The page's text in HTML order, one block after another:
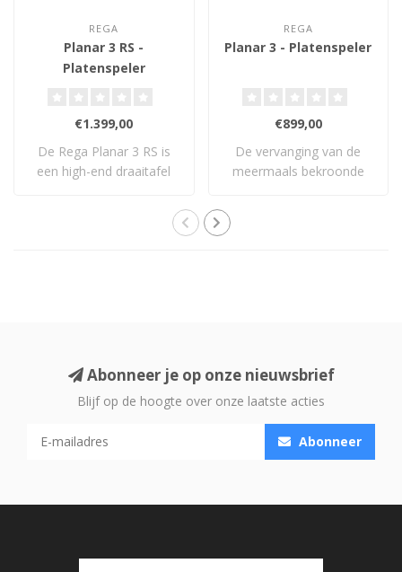
REGA
Planar 3 RS -
Platenspeler
€1.399,00
De Rega Planar 3 RS is
een high-end draaitafel
REGA
Planar 3 - Platenspeler
€899,00
De vervanging van de
meermaals bekroonde
Abonneer je op onze nieuwsbrief
Blijf op de hoogte over onze laatste acties
Abonneer